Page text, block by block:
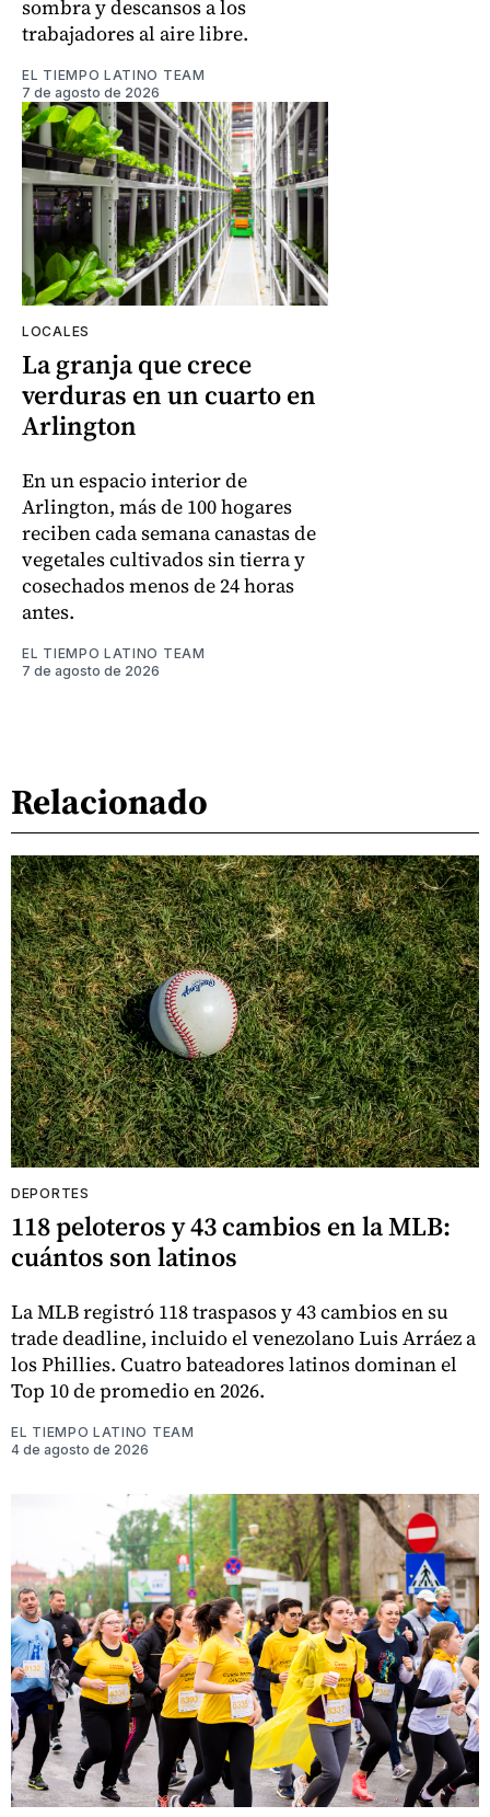
sombra y descansos a los
trabajadores al aire libre.
EL TIEMPO LATINO TEAM
7 de agosto de 2026
LOCALES
La granja que crece
verduras en un cuarto en
Arlington
En un espacio interior de
Arlington, más de 100 hogares
reciben cada semana canastas de
vegetales cultivados sin tierra y
cosechados menos de 24 horas
antes.
EL TIEMPO LATINO TEAM
7 de agosto de 2026
Relacionado
DEPORTES
118 peloteros y 43 cambios en la MLB:
cuántos son latinos
La MLB registró 118 traspasos y 43 cambios en su
trade deadline, incluido el venezolano Luis Arráez a
los Phillies. Cuatro bateadores latinos dominan el
Top 10 de promedio en 2026.
EL TIEMPO LATINO TEAM
4 de agosto de 2026